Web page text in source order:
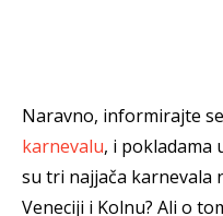
Naravno, informirajte
karnevalu, i pokladama
su tri najjača karnevala
Veneciji i Kolnu? Ali o